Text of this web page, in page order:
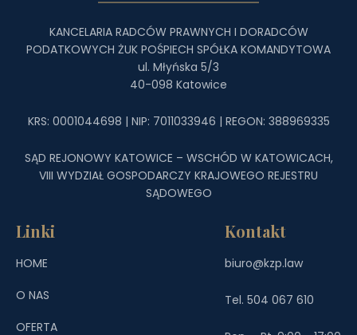
KANCELARIA RADCÓW PRAWNYCH I DORADCÓW
PODATKOWYCH ŻUK POŚPIECH SPÓŁKA KOMANDYTOWA
ul. Młyńska 5/3
40-098 Katowice
KRS: 0001044698 | NIP: 7011033946 | REGON: 388969335
SĄD REJONOWY KATOWICE – WSCHÓD W KATOWICACH,
VIII WYDZIAŁ GOSPODARCZY KRAJOWEGO REJESTRU
SĄDOWEGO
Kontakt
biuro@kzp.law
Tel. 504 067 610
Linki
HOME
O NAS
OFERTA